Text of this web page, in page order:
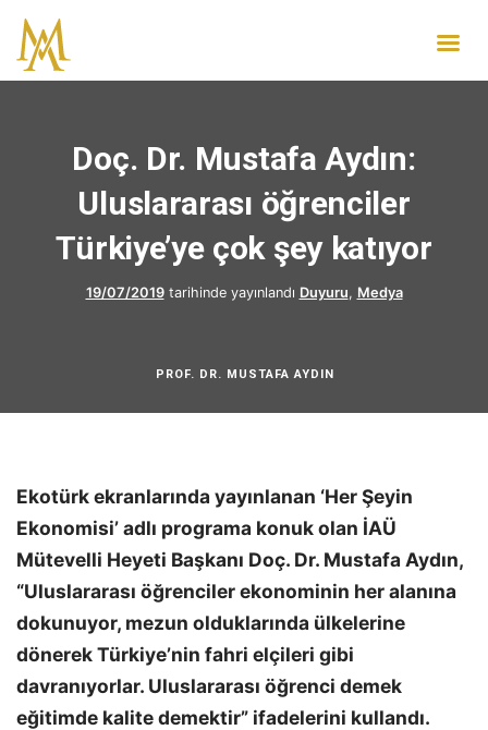
Doç. Dr. Mustafa Aydın:
Uluslararası öğrenciler
Türkiye’ye çok şey katıyor
19/07/2019tarihinde yayınlandı Duyuru, Medya
PROF. DR. MUSTAFA AYDIN
Ekotürk ekranlarında yayınlanan ‘Her Şeyin
Ekonomisi’ adlı programa konuk olan İAÜ
Mütevelli Heyeti Başkanı Doç. Dr. Mustafa Aydın,
“Uluslararası öğrenciler ekonominin her alanına
dokunuyor, mezun olduklarında ülkelerine
dönerek Türkiye’nin fahri elçileri gibi
davranıyorlar. Uluslararası öğrenci demek
eğitimde kalite demektir” ifadelerini kullandı.